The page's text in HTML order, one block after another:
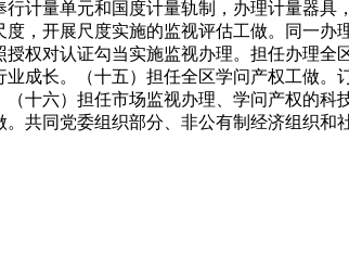
计量单元和国度计量轨制，办理计量器具
，开展尺度实施的监视评估工做。同一办
权对认证勾当实施监视办理。担任办理全
成长。（十五）担任全区学问产权工做。
十六）担任市场监视办理、学问产权的科
共同党委组织部分、非公有制经济组织和